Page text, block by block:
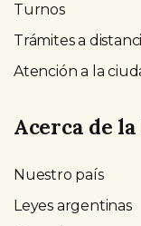
Turnos
Trámites a
Atención a la
Acerca de
Nuestro país
Leyes argentinas